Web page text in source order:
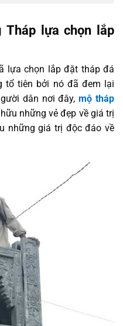
Tháp lựa chọn lắp
lựa chọn lắp đặt tháp đá
tổ tiên bởi nó đã đem lại
dân nơi đây,mộ tháp
những vẻ đẹp về giá trị
những giá trị độc đáo về